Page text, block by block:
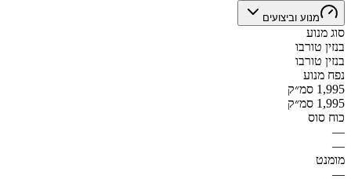
מנוע וביצועים
סוג מנוע
בנזין טורבו
בנזין טורבו
נפח מנוע
1,995 סמ״ק
1,995 סמ״ק
כוח סוס
—
—
מומנט
—